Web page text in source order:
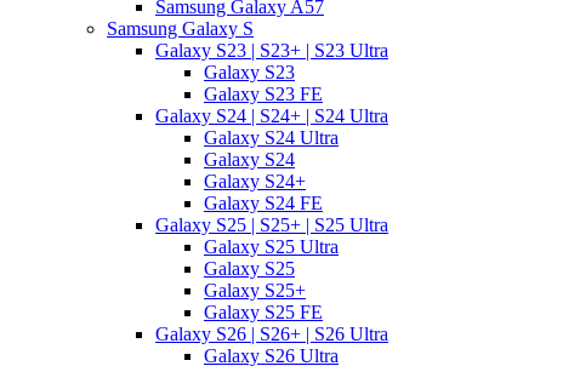
Samsung Galaxy A57
Samsung Galaxy S
Galaxy S23 | S23+ | S23 Ultra
Galaxy S23
Galaxy S23 FE
Galaxy S24 | S24+ | S24 Ultra
Galaxy S24 Ultra
Galaxy S24
Galaxy S24+
Galaxy S24 FE
Galaxy S25 | S25+ | S25 Ultra
Galaxy S25 Ultra
Galaxy S25
Galaxy S25+
Galaxy S25 FE
Galaxy S26 | S26+ | S26 Ultra
Galaxy S26 Ultra